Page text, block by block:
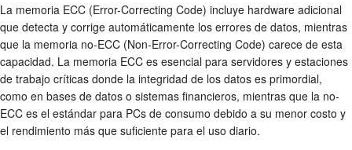
La memoria ECC (Error-Correcting Code) incluye hardware adicional
que detecta y corrige automáticamente los errores de datos, mientras
que la memoria no-ECC (Non-Error-Correcting Code) carece de esta
capacidad. La memoria ECC es esencial para servidores y estaciones
de trabajo críticas donde la integridad de los datos es primordial,
como en bases de datos o sistemas financieros, mientras que la no-
ECC es el estándar para PCs de consumo debido a su menor costo y
el rendimiento más que suficiente para el uso diario.